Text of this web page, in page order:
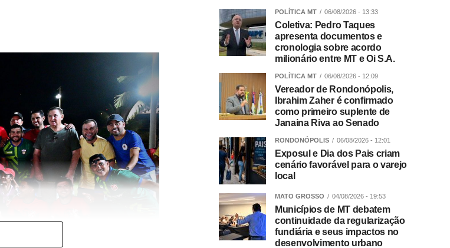
POLÍTICA MT 06/08/2026 - 13:33
Coletiva: Pedro Taques
apresenta documentos e
cronologia sobre acordo
milionário entre MT e Oi S.A.
POLÍTICA MT 06/08/2026 - 12:09
Vereador de Rondonópolis,
Ibrahim Zaher é confirmado
como primeiro suplente de
Janaina Riva ao Senado
RONDONÓPOLIS 06/08/2026 - 12:01
Exposul e Dia dos Pais criam
cenário favorável para o varejo
local
MATO GROSSO 04/08/2026 - 19:53
Municípios de MT debatem
continuidade da regularização
fundiária e seus impactos no
desenvolvimento urbano